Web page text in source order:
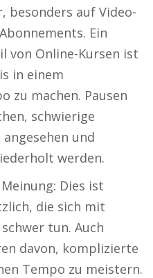
besonders auf Video-
Ein
von Online-Kursen ist
in einem
zu machen. Pausen
schwierige
und
werden.
Dies ist
die sich mit
tun. Auch
davon, komplizierte
Tempo zu meistern.